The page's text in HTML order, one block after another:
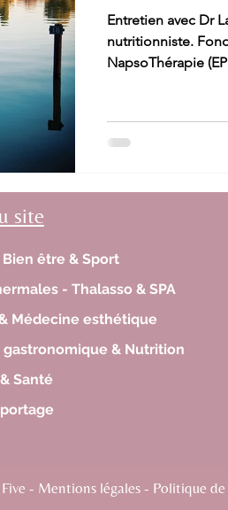
Entretien avec Dr
nutritionniste.
NapsoThérapie
site
être & Sport
- Thalasso & SPA
Médecine esthétique
gastronomique & Nutrition
Santé
- Mentions légales - Politique